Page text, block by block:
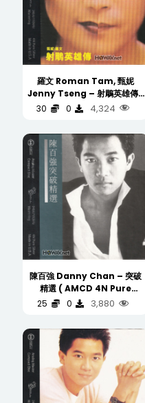
羅文 Roman Tam, 甄妮
Jenny Tseng – 射鵰英雄傳 (
AMCD 4N Pure Silver 银碟
30 0 4,324
陳百強 Danny Chan – 突破
精選 ( AMCD 4N Pure
Silver 银碟 )
25 0 3,880